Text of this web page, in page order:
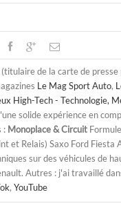
de la carte de
Le Mag Sport Auto,
High-Tech - Technologie,
solide expérience en
: Monoplace & Circuit
et Relais) Saxo Ford Fiesta
sur des véhicules de
Autres : j'ai travaillé
, YouTube